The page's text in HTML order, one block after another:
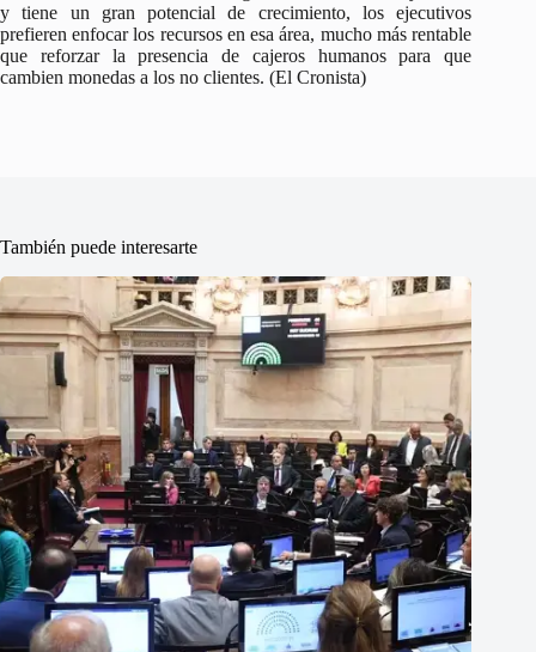
y tiene un gran potencial de crecimiento, los ejecutivos
prefieren enfocar los recursos en esa área, mucho más rentable
que reforzar la presencia de cajeros humanos para que
cambien monedas a los no clientes. (El Cronista)
También puede interesarte